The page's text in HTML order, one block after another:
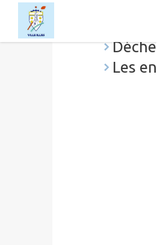
Contenu
Les